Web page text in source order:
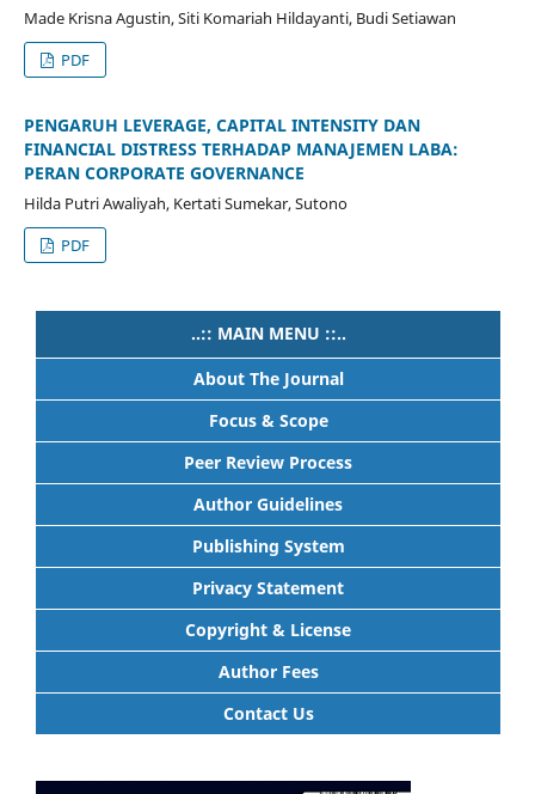
Made Krisna Agustin, Siti Komariah Hildayanti, Budi Setiawan
PDF
PENGARUH LEVERAGE, CAPITAL INTENSITY DAN
FINANCIAL DISTRESS TERHADAP MANAJEMEN LABA:
PERAN CORPORATE GOVERNANCE
Hilda Putri Awaliyah, Kertati Sumekar, Sutono
PDF
..:: MAIN MENU ::..
About The Journal
Focus & Scope
Peer Review Process
Author Guidelines
Publishing System
Privacy Statement
Copyright & License
Author Fees
Contact Us